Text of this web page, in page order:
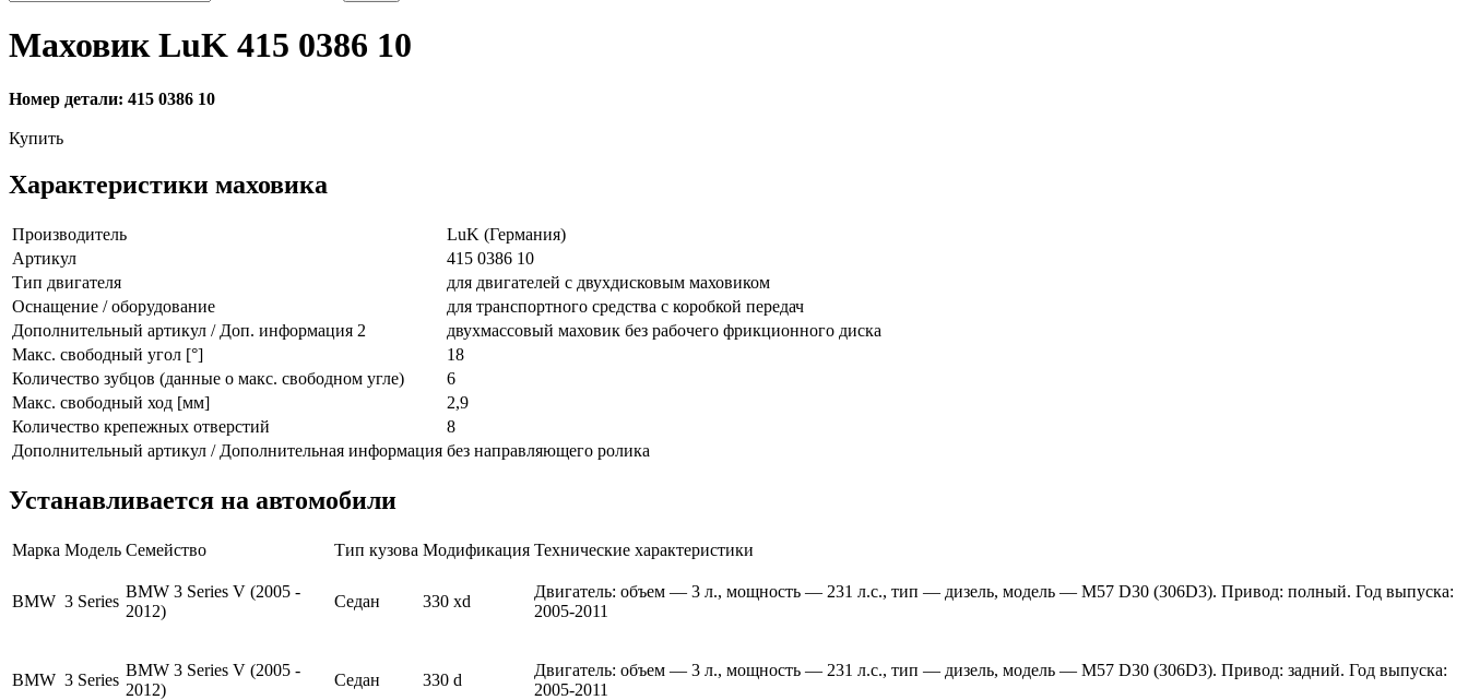
Маховик LuK 415 0386 10
Номер детали: 415 0386 10
Купить
Характеристики маховика
Производитель
LuK (Германия)
Артикул
415 0386 10
Тип двигателя
для двигателей с двухдисковым маховиком
Оснащение / оборудование
для транспортного средства с коробкой передач
Дополнительный артикул / Доп. информация 2
двухмассовый маховик без рабочего фрикционного диска
Макс. свободный угол [°]
18
Количество зубцов (данные о макс. свободном угле)
6
Макс. свободный ход [мм]
2,9
Количество крепежных отверстий
8
Дополнительный артикул / Дополнительная информация без направляющего ролика
Устанавливается на автомобили
Марка Модель Семейство Тип кузова Модификация Технические характеристики
BMW 3 Series
BMW 3 Series V (2005 -
2012)
Седан 330 xd
Двигатель: объем — 3 л., мощность — 231 л.с., тип — дизель, модель — M57 D30 (306D3). Привод: полный. Год выпуска:
2005-2011
BMW 3 Series
BMW 3 Series V (2005 -
2012)
Седан 330 d
Двигатель: объем — 3 л., мощность — 231 л.с., тип — дизель, модель — M57 D30 (306D3). Привод: задний. Год выпуска:
2005-2011